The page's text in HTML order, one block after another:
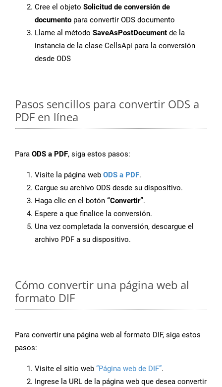
Cree el objeto Solicitud de conversión de
documento para convertir ODS documento
Llame al método SaveAsPostDocument de la
instancia de la clase CellsApi para la conversión
desde ODS
Pasos sencillos para convertir ODS a
PDF en línea
Para ODS a PDF, siga estos pasos:
Visite la página web ODS a PDF.
Cargue su archivo ODS desde su dispositivo.
Haga clic en el botón “Convertir”.
Espere a que finalice la conversión.
Una vez completada la conversión, descargue el
archivo PDF a su dispositivo.
Cómo convertir una página web al
formato DIF
Para convertir una página web al formato DIF, siga estos
pasos:
Visite el sitio web “Página web de DIF”.
Ingrese la URL de la página web que desea convertir